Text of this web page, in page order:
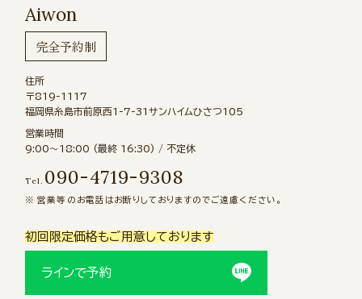
Aiwon
完全予約制
住所
〒819-1117
福岡県糸島市前原西1-7-31サンハイムひさつ105
営業時間
9:00〜18:00 (最終 16:30) / 不定休
Tel. 090-4719-9308
営業等のお電話はお断りしておりますのでご遠慮ください。
初回限定価格もご用意しております
ラインで予約